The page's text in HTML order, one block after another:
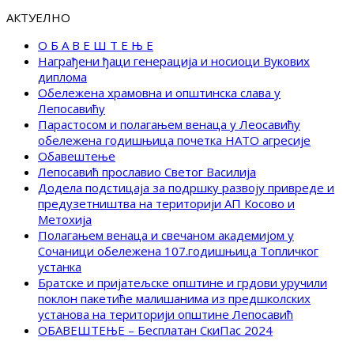
АКТУЕЛНО
О Б А В Е Ш Т Е Њ Е
Награђени ђаци генерација и носиоци Вукових
диплома
Обележена храмовна и општинска слава у
Лепосавићу
Парастосом и полагањем венаца у Леосавићу
обележена годишњица почетка НАТО агресије
Обавештење
Лепосавић прославио Светог Василија
Додела подстицаја за подршку развоју привреде и
предузетништва на територији АП Косово и
Метохија
Полагањем венаца и свечаном академијом у
Сочаници обележена 107.годишњица Топличког
устанка
Братске и пријатељске општине и грдови уручили
поклон пакетиће малишанима из предшколских
установа на територији општине Лепосавић
ОБАВЕШТЕЊЕ – Бесплатан СкиПас 2024